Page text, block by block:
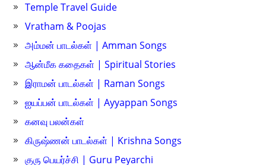
Temple Travel Guide
Vratham & Poojas
அம்மன் பாடல்கள் | Amman Songs
ஆன்மீக கதைகள் | Spiritual Stories
இராமன் பாடல்கள் | Raman Songs
ஐயப்பன் பாடல்கள் | Ayyappan Songs
கனவு பலன்கள்
கிருஷ்ணன் பாடல்கள் | Krishna Songs
குரு பெயர்ச்சி | Guru Peyarchi